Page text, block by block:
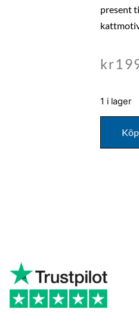
present
kr
1 i lager
Köp